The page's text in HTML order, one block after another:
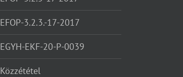
EFOP-3.2.3.-17-2017
EGYH-EKF-20-P-0039
Közzététel